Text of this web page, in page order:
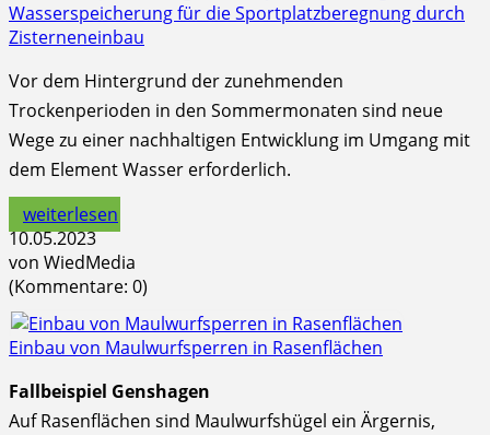
Wasserspeicherung für die Sportplatzberegnung durch
Zisterneneinbau
Vor dem Hintergrund der zunehmenden
Trockenperioden in den Sommermonaten sind neue
Wege zu einer nachhaltigen Entwicklung im Umgang mit
dem Element Wasser erforderlich.
weiterlesen
10.05.2023
von WiedMedia
(Kommentare: 0)
Einbau von Maulwurfsperren in Rasenflächen
Fallbeispiel Genshagen
Auf Rasenflächen sind Maulwurfshügel ein Ärgernis,